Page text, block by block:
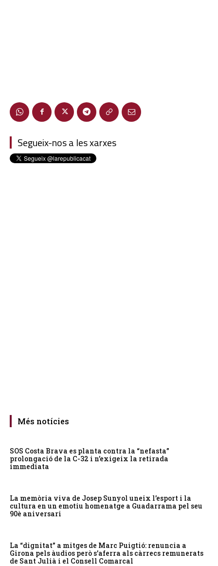
Segueix-nos a les xarxes
Més notícies
SOS Costa Brava es planta contra la “nefasta”
prolongació de la C-32 i n’exigeix la retirada
immediata
La memòria viva de Josep Sunyol uneix l’esport i la
cultura en un emotiu homenatge a Guadarrama pel seu
90è aniversari
La “dignitat” a mitges de Marc Puigtió: renuncia a
Girona pels àudios però s’aferra als càrrecs remunerats
de Sant Julià i el Consell Comarcal